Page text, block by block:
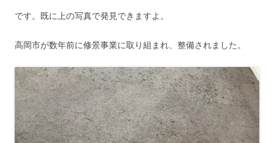
です。既に上の写真で発見できますよ。
高岡市が数年前に修景事業に取り組まれ、整備されました。